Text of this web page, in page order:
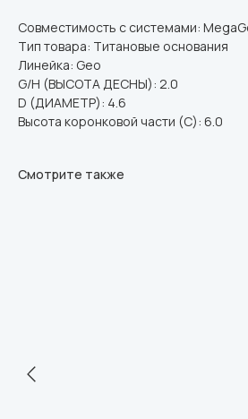
Совместимость с системами:
Тип товара: Титановые основания
Линейка: Geo
G/H (ВЫСОТА ДЕСНЫ): 2.0
D (ДИАМЕТР): 4.6
Высота коронковой части (C): 6.0
Смотрите также